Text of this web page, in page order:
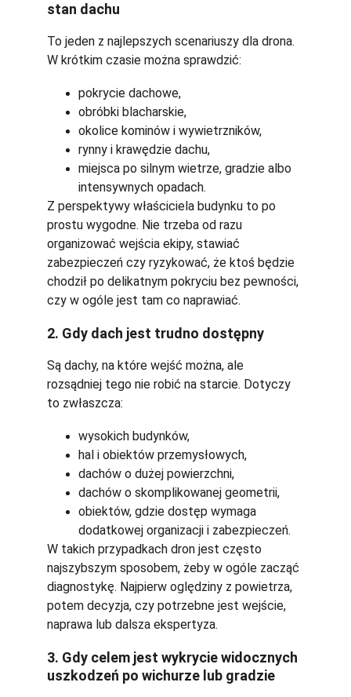
stan dachu
To jeden z najlepszych scenariuszy dla drona.
W krótkim czasie można sprawdzić:
pokrycie dachowe,
obróbki blacharskie,
okolice kominów i wywietrzników,
rynny i krawędzie dachu,
miejsca po silnym wietrze, gradzie albo
intensywnych opadach.
Z perspektywy właściciela budynku to po
prostu wygodne. Nie trzeba od razu
organizować wejścia ekipy, stawiać
zabezpieczeń czy ryzykować, że ktoś będzie
chodził po delikatnym pokryciu bez pewności,
czy w ogóle jest tam co naprawiać.
2. Gdy dach jest trudno dostępny
Są dachy, na które wejść można, ale
rozsądniej tego nie robić na starcie. Dotyczy
to zwłaszcza:
wysokich budynków,
hal i obiektów przemysłowych,
dachów o dużej powierzchni,
dachów o skomplikowanej geometrii,
obiektów, gdzie dostęp wymaga
dodatkowej organizacji i zabezpieczeń.
W takich przypadkach dron jest często
najszybszym sposobem, żeby w ogóle zacząć
diagnostykę. Najpierw oględziny z powietrza,
potem decyzja, czy potrzebne jest wejście,
naprawa lub dalsza ekspertyza.
3. Gdy celem jest wykrycie widocznych
uszkodzeń po wichurze lub gradzie